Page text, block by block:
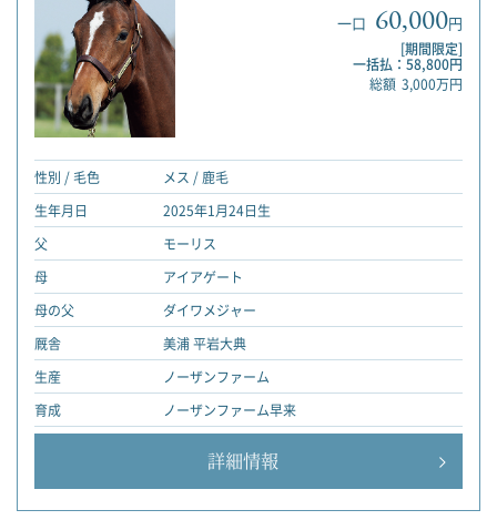
一口 60,000円
[期間限定]
一括払：58,800円
総額 3,000万円
性別 / 毛色
メス / 鹿毛
生年月日
2025年1月24日生
父
モーリス
母
アイアゲート
母の父
ダイワメジャー
厩舎
美浦 平岩大典
生産
ノーザンファーム
育成
ノーザンファーム早来
詳細情報